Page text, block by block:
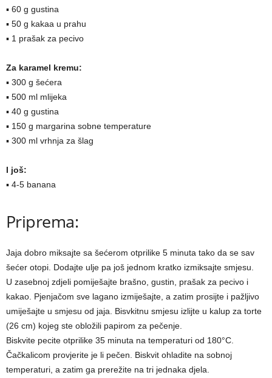
▪ 60 g gustina
▪ 50 g kakaa u prahu
▪ 1 prašak za pecivo
Za karamel kremu:
▪ 300 g šećera
▪ 500 ml mlijeka
▪ 40 g gustina
▪ 150 g margarina sobne temperature
▪ 300 ml vrhnja za šlag
I još:
▪ 4-5 banana
Priprema:
Jaja dobro miksajte sa šećerom otprilike 5 minuta tako da se sav
šećer otopi. Dodajte ulje pa još jednom kratko izmiksajte smjesu.
U zasebnoj zdjeli pomiješajte brašno, gustin, prašak za pecivo i
kakao. Pjenjačom sve lagano izmiješajte, a zatim prosijte i pažljivo
umiješajte u smjesu od jaja. Bisvkitnu smjesu izlijte u kalup za torte
(26 cm) kojeg ste obložili papirom za pečenje.
Biskvite pecite otprilike 35 minuta na temperaturi od 180°C.
Čačkalicom provjerite je li pečen. Biskvit ohladite na sobnoj
temperaturi, a zatim ga prerežite na tri jednaka djela.